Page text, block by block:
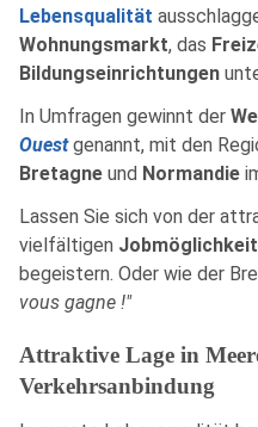
Lebensqualität
Wohnungsmarkt, das
Bildungseinrichtungen
In Umfragen gewinnt der
Ouestgenannt, mit den
Bretagne und Normandie
Lassen Sie sich von der
vielfältigen
begeistern. Oder wie der
vous gagne !"
Attraktive Lage in
Verkehrsanbindung